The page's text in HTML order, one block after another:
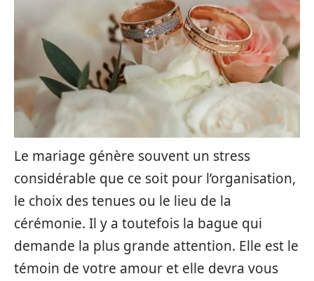
Le mariage génère souvent un stress
considérable que ce soit pour l’organisation,
le choix des tenues ou le lieu de la
cérémonie. Il y a toutefois la bague qui
demande la plus grande attention. Elle est le
témoin de votre amour et elle devra vous